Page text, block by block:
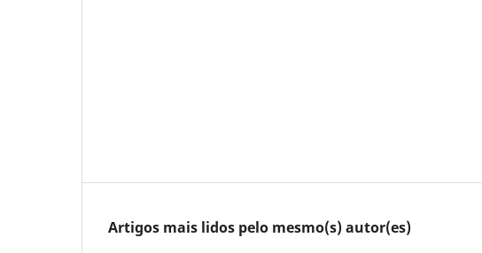
Artigos mais lidos pelo mesmo(s) autor(es)